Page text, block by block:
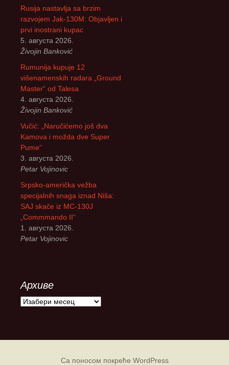
Rusija nastavlja sa brzim
razvojem Jak-130M: Objavljen i
prvi inostrani kupac
5. августа 2026.
Živojin Banković
Rumunija kupuje 12
višenamenskih radara „Ground
Master“ od Talesa
4. августа 2026.
Živojin Banković
Vučić: „Naručićemo još dva
Kamova i možda dve Super
Pume“
3. августа 2026.
Petar Vojinovic
Srpsko-američka vežba
specijalnih snaga iznad Niša:
SAJ skače iz MC-130J
„Commmando II“
1. августа 2026.
Petar Vojinovic
Архиве
А
Са поносом покреће WordPress